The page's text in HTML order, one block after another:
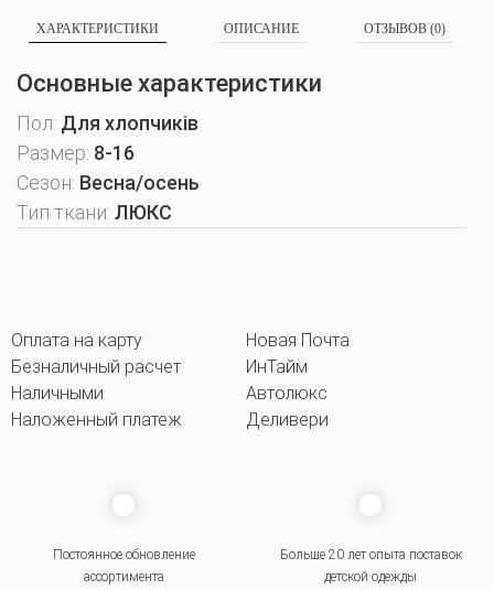
ХАРАКТЕРИСТИКИ ОПИСАНИЕ ОТЗЫВОВ (0)
Основные характеристики
Пол: Для хлопчиків
Размер: 8-16
Сезон: Весна/осень
Тип ткани: ЛЮКС
Оплата на карту
Безналичный расчет
Наличными
Наложенный платеж
Новая Почта
ИнТайм
Автолюкс
Деливери
Постоянное обновление
ассортимента
Больше 20 лет опыта поставок
детской одежды